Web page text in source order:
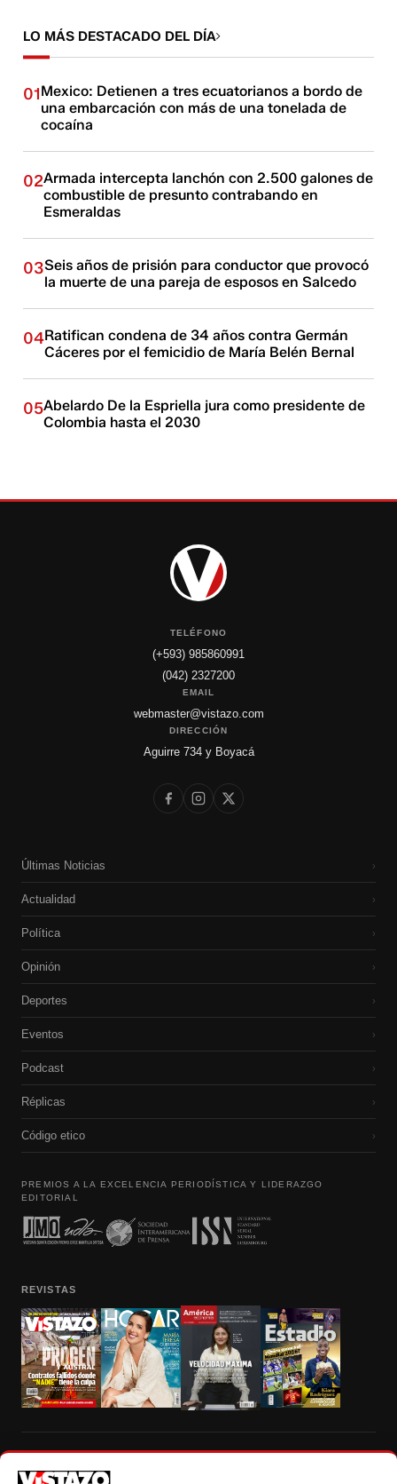
LO MÁS DESTACADO DEL DÍA
01Mexico: Detienen a tres ecuatorianos a bordo de
una embarcación con más de una tonelada de
cocaína
02Armada intercepta lanchón con 2.500 galones de
combustible de presunto contrabando en
Esmeraldas
03Seis años de prisión para conductor que provocó
la muerte de una pareja de esposos en Salcedo
04Ratifican condena de 34 años contra Germán
Cáceres por el femicidio de María Belén Bernal
05Abelardo De la Espriella jura como presidente de
Colombia hasta el 2030
TELÉFONO
(+593) 985860991
(042) 2327200
EMAIL
webmaster@vistazo.com
DIRECCIÓN
Aguirre 734 y Boyacá
Últimas Noticias ›
Actualidad ›
Política ›
Opinión ›
Deportes ›
Eventos ›
Podcast ›
Réplicas ›
Código etico ›
PREMIOS A LA EXCELENCIA PERIODÍSTICA Y LIDERAZGO
EDITORIAL
REVISTAS
autorización escrita de su titular, de todos los contenidos de Vistazo.com.